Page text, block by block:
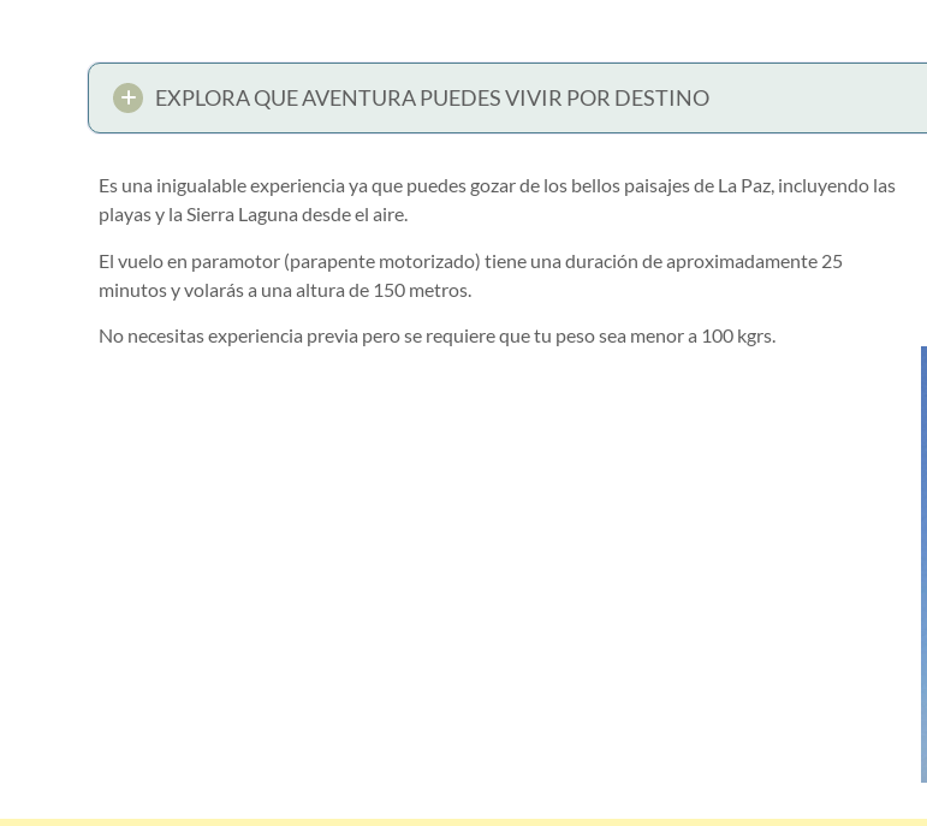
EXPLORA QUE AVENTURA PUEDES VIVIR POR DESTINO
Es una inigualable experiencia ya que puedes gozar de los bellos paisajes de La Paz, incluyendo las
playas y la Sierra Laguna desde el aire.
El vuelo en paramotor (parapente motorizado) tiene una duración de aproximadamente 25
minutos y volarás a una altura de 150 metros.
No necesitas experiencia previa pero se requiere que tu peso sea menor a 100 kgrs.